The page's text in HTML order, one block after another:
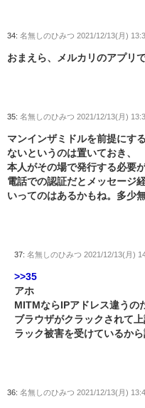
34: 名無しのひみつ 2021/12/13(月)
おまえら、メルカリのアプリ
35: 名無しのひみつ 2021/12/13(月)
マンインザミドルを前提にす
ないというのは置いておき、
本人がその場で発行する必要
電話での認証だとメッセージ
いってのはあるかもね。多少
37: 名無しのひみつ 2021/12/13(月)
>>35
アホ
MITMならIPアドレス違うの
ブラウザがクラックされて
ラック被害を受けているか
36: 名無しのひみつ 2021/12/13(月)